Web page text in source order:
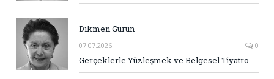
Dikmen Gürün
07.07.2026 0
Gerçeklerle Yüzleşmek ve Belgesel Tiyatro